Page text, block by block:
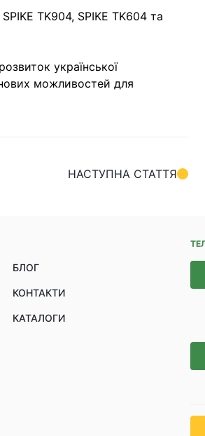
TK904, SPIKE TK604 та
української
можливостей для
НАСТУПНА СТАТТЯ
БЛОГ
КОНТАКТИ
КАТАЛОГИ